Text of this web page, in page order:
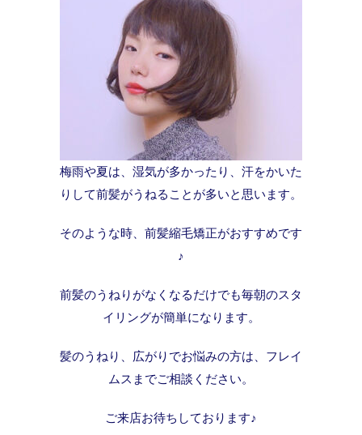
梅雨や夏は、湿気が多かったり、汗をかいた
りして前髪がうねることが多いと思います。
そのような時、前髪縮毛矯正がおすすめです
♪
前髪のうねりがなくなるだけでも毎朝のスタ
イリングが簡単になります。
髪のうねり、広がりでお悩みの方は、フレイ
ムスまでご相談ください。
ご来店お待ちしております♪